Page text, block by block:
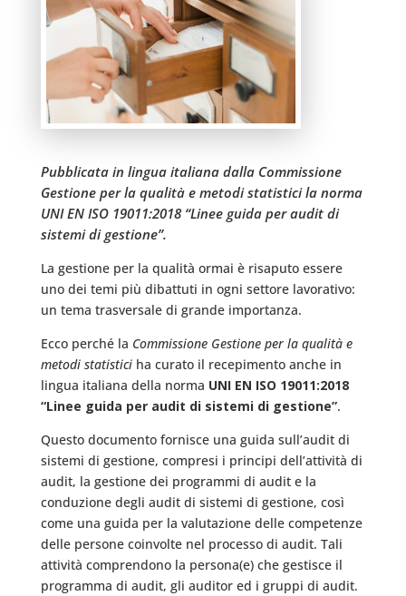
Pubblicata in lingua italiana dalla Commissione
Gestione per la qualità e metodi statistici la norma
UNI EN ISO 19011:2018 “Linee guida per audit di
sistemi di gestione”.
La gestione per la qualità ormai è risaputo essere
uno dei temi più dibattuti in ogni settore lavorativo:
un tema trasversale di grande importanza.
Ecco perché la Commissione Gestione per la qualità e
metodi statisticiha curato il recepimento anche in
lingua italiana della norma UNI EN ISO 19011:2018
“Linee guida per audit di sistemi di gestione”.
Questo documento fornisce una guida sull’audit di
sistemi di gestione, compresi i principi dell’attività di
audit, la gestione dei programmi di audit e la
conduzione degli audit di sistemi di gestione, così
come una guida per la valutazione delle competenze
delle persone coinvolte nel processo di audit. Tali
attività comprendono la persona(e) che gestisce il
programma di audit, gli auditor ed i gruppi di audit.